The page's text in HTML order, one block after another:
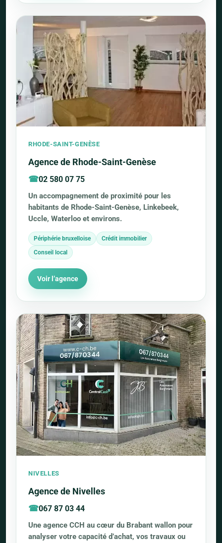
RHODE-SAINT-GENÈSE
Agence de Rhode-Saint-Genèse
02 580 07 75
Un accompagnement de proximité pour les
habitants de Rhode-Saint-Genèse, Linkebeek,
Uccle, Waterloo et environs.
Périphérie bruxelloise
Crédit immobilier
Conseil local
Voir l’agence
NIVELLES
Agence de Nivelles
067 87 03 44
Une agence CCH au cœur du Brabant wallon pour
analyser votre capacité d’achat, vos travaux ou